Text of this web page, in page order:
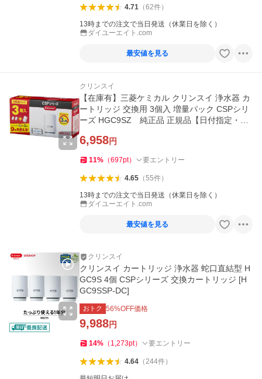
4.71（62件）
13時までの注文で当日発送（休業日を除く）
ダイユーエイト.com
最安値を見る
クリンスイ
【在庫有】三菱ケミカル クリンスイ 浄水器 カ
ートリッジ 交換用 3個入 増量パック CSPシリ
ーズ HGC9SZ 純正品 正規品【日付指定・代
6,958円
11% （697pt） 要エントリー
4.65（55件）
13時までの注文で当日発送（休業日を除く）
ダイユーエイト.com
最安値を見る
クリンスイ
クリンスイ カートリッジ 浄水器 蛇口直結型 H
GC9S 4個 CSPシリーズ 交換カートリッジ [H
GC9SSP-DC]
おトク 56%OFF価格
9,988円
14% （ 1,273pt） 要エントリー
4.64（244件）